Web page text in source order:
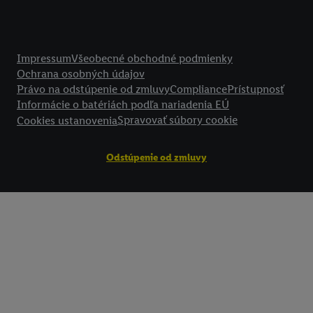
ImpressumVšeobecné obchodné podmienky
Ochrana osobných údajov
Právo na odstúpenie od zmluvyCompliancePrístupnosť
Informácie o batériách podľa nariadenia EÚ
Cookies ustanoveniaSpravovať súbory cookie
Odstúpenie od zmluvy